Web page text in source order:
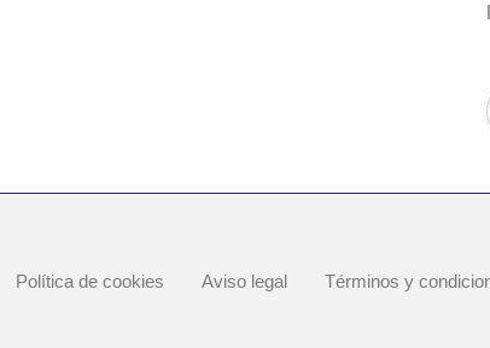
Política de cookies Aviso legal Términos y